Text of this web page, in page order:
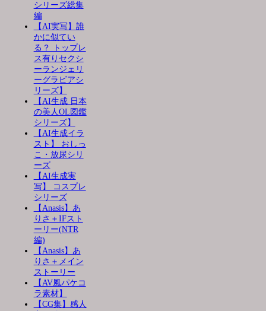
シリーズ総集
編
【AI実写】誰
かに似てい
る？ トップレ
ス有りセクシ
ーランジェリ
ーグラビアシ
リーズ】
【AI生成 日本
の美人OL図鑑
シリーズ】
【AI生成イラ
スト】 おしっ
こ・放尿シリ
ーズ
【AI生成実
写】 コスプレ
シリーズ
【Anasis】あ
りさ＋IFスト
ーリー(NTR
編)
【Anasis】あ
りさ＋メイン
ストーリー
【AV風パケコ
ラ素材】
【CG集】感人